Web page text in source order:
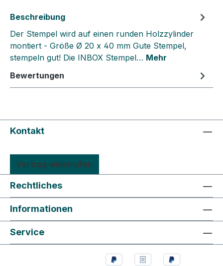
Beschreibung
Der Stempel wird auf einen runden Holzzylinder
montiert - Größe Ø 20 x 40 mm Gute Stempel,
stempeln gut! Die INBOX Stempel… Mehr
Bewertungen
Kontakt
Vertrag widerrufen
Rechtliches
Informationen
Service